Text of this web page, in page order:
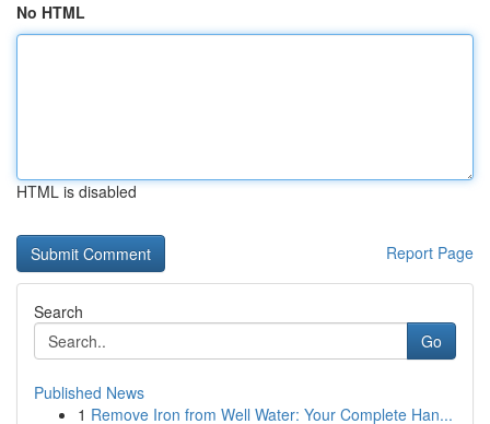
No HTML
HTML is disabled
Report Page
Search
Go
Published News
1 Remove Iron from Well Water: Your Complete Han...